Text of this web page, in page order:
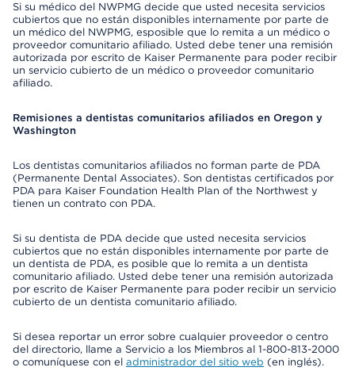
Si su médico del NWPMG decide que usted necesita servicios
cubiertos que no están disponibles internamente por parte de
un médico del NWPMG, esposible que lo remita a un médico o
proveedor comunitario afiliado. Usted debe tener una remisión
autorizada por escrito de Kaiser Permanente para poder recibir
un servicio cubierto de un médico o proveedor comunitario
afiliado.
Remisiones a dentistas comunitarios afiliados en Oregon y
Washington
Los dentistas comunitarios afiliados no forman parte de PDA
(Permanente Dental Associates). Son dentistas certificados por
PDA para Kaiser Foundation Health Plan of the Northwest y
tienen un contrato con PDA.
Si su dentista de PDA decide que usted necesita servicios
cubiertos que no están disponibles internamente por parte de
un dentista de PDA, es posible que lo remita a un dentista
comunitario afiliado. Usted debe tener una remisión autorizada
por escrito de Kaiser Permanente para poder recibir un servicio
cubierto de un dentista comunitario afiliado.
Si desea reportar un error sobre cualquier proveedor o centro
del directorio, llame a Servicio a los Miembros al 1-800-813-2000
o comuníquese con el administrador del sitio web (en inglés).